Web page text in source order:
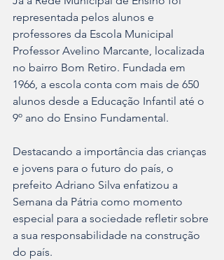
representada pelos alunos e
professores da Escola Municipal
Professor Avelino Marcante, localizada
no bairro Bom Retiro. Fundada em
1966, a escola conta com mais de 650
alunos desde a Educação Infantil até o
9º ano do Ensino Fundamental.
Destacando a importância das crianças
e jovens para o futuro do país, o
prefeito Adriano Silva enfatizou a
Semana da Pátria como momento
especial para a sociedade refletir sobre
a sua responsabilidade na construção
do país.